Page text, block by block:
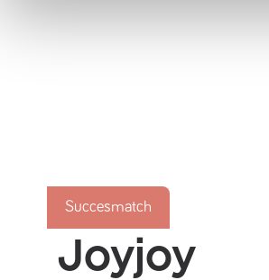
Succesmatch
Joyjoy